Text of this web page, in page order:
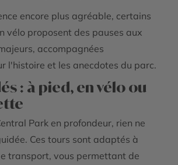
encore plus agréable, certains
vélo proposent des pauses aux
accompagnées
l'histoire et les anecdotes du parc.
: à pied, en vélo ou
Park en profondeur, rien ne
Ces tours sont adaptés à
transport, vous permettant de